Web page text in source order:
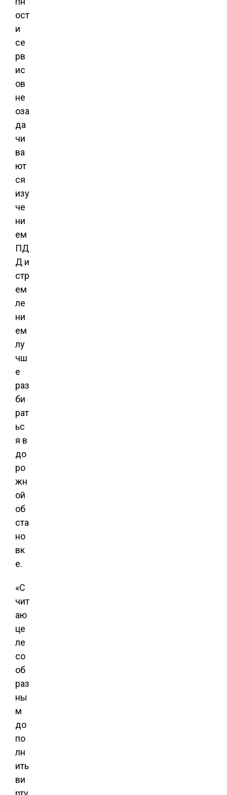
ост
и
се
рв
ис
ов
не
оза
да
чи
ва
ют
ся
изу
че
ни
ем
ПД
Д и
стр
ем
ле
ни
ем
лу
чш
е
раз
би
рат
ьс
я в
до
ро
жн
ой
об
ста
но
вк
е.
«С
чит
аю
це
ле
со
об
раз
ны
м
до
по
лн
ить
ви